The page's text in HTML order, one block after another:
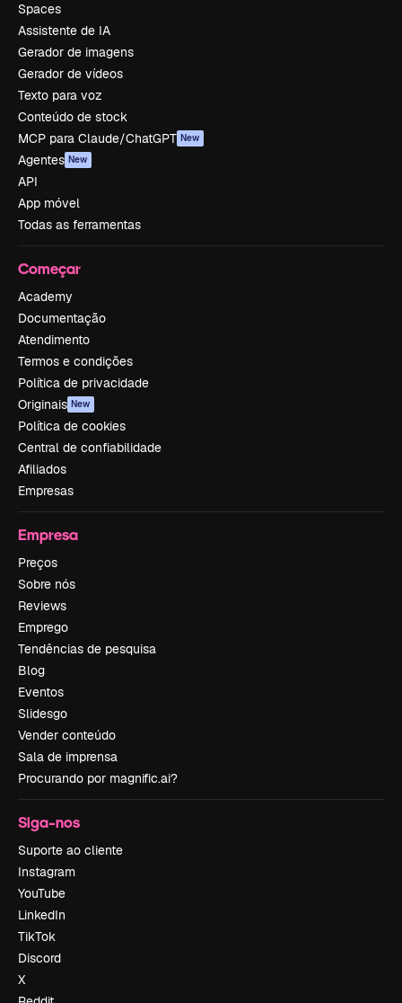
Spaces
Assistente de IA
Gerador de imagens
Gerador de vídeos
Texto para voz
Conteúdo de stock
MCP para Claude/ChatGPT New
Agentes New
API
App móvel
Todas as ferramentas
Começar
Academy
Documentação
Atendimento
Termos e condições
Política de privacidade
Originais New
Política de cookies
Central de confiabilidade
Afiliados
Empresas
Empresa
Preços
Sobre nós
Reviews
Emprego
Tendências de pesquisa
Blog
Eventos
Slidesgo
Vender conteúdo
Sala de imprensa
Procurando por magnific.ai?
Siga-nos
Suporte ao cliente
Instagram
YouTube
LinkedIn
TikTok
Discord
X